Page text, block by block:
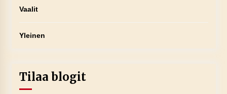
Vaalit
Yleinen
Tilaa blogit